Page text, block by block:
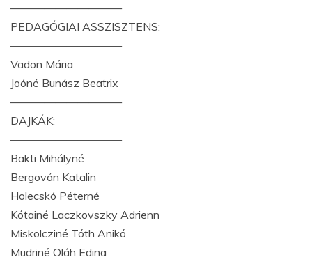
——————————
PEDAGÓGIAI ASSZISZTENS:
——————————
Vadon Mária
Joóné Bunász Beatrix
——————————
DAJKÁK:
——————————
Bakti Mihályné
Bergován Katalin
Holecskó Péterné
Kótainé Laczkovszky Adrienn
Miskolcziné Tóth Anikó
Mudriné Oláh Edina